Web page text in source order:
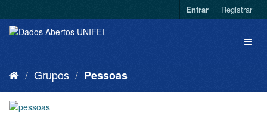
Entrar Registrar
Grupos Pessoas